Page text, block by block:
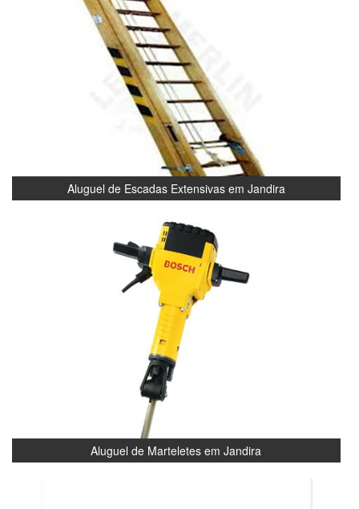
Aluguel de Escadas Extensivas em Jandira
Aluguel de Marteletes em Jandira